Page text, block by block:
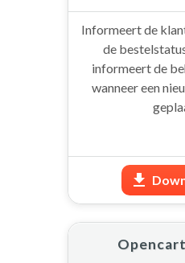
Informeert de
de
informeert de
wanneer een